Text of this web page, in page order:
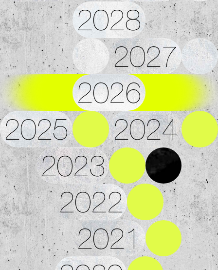
2028
2027
2026
2025
2024
2023
2022
2021